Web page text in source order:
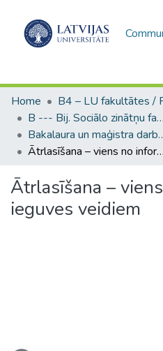
Home
B --- Bij. Sociālo zinātņu fakultātes noslēguma darbi / Faculty of Social Sciences - Graduate works
Bakalaura un maģistra
Ātrlasīšana – viens no informācijas ieguves veidiem
Ātrlasīšana –
ieguves veidiem